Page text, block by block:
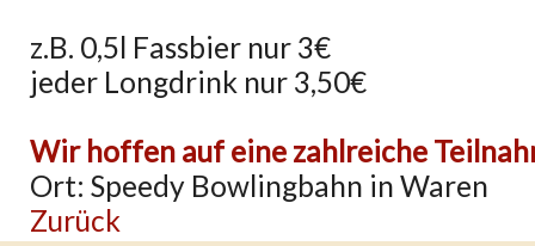
z.B. 0,5l Fassbier nur 3€
jeder Longdrink nur 3,50€
Wir hoffen auf eine zahlreiche
Ort: Speedy Bowlingbahn in Waren
Zurück